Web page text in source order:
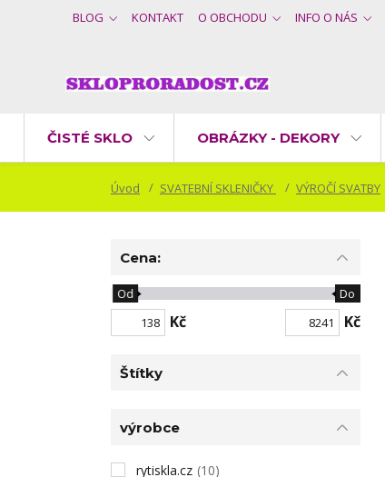
BLOG KONTAKT O OBCHODU INFO O NÁS
ČISTÉ SKLO OBRÁZKY - DEKORY
Úvod SVATEBNÍ SKLENIČKY VÝROČÍ SVATBY
Cena:
Kč
Od Do
Kč
Štítky
výrobce
rytiskla.cz (10)